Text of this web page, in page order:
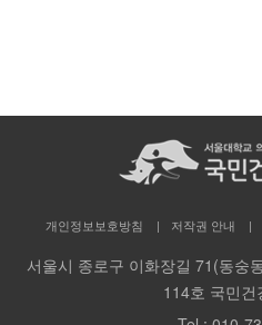
개인정보보호방침 저작권 안내
서울시 종로구 이화장길 71(동숭
114호 국민건